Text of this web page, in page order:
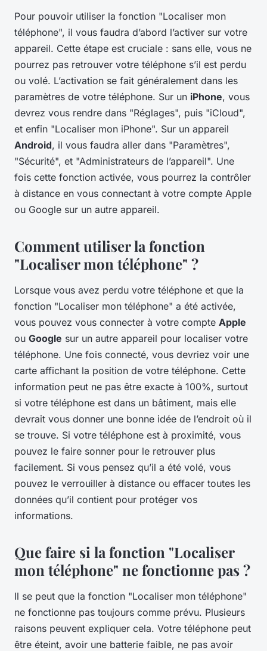
Pour pouvoir utiliser la fonction "Localiser mon
téléphone", il vous faudra d’abord l’activer sur votre
appareil. Cette étape est cruciale : sans elle, vous ne
pourrez pas retrouver votre téléphone s’il est perdu
ou volé. L’activation se fait généralement dans les
paramètres de votre téléphone. Sur un iPhone, vous
devrez vous rendre dans "Réglages", puis "iCloud",
et enfin "Localiser mon iPhone". Sur un appareil
Android, il vous faudra aller dans "Paramètres",
"Sécurité", et "Administrateurs de l’appareil". Une
fois cette fonction activée, vous pourrez la contrôler
à distance en vous connectant à votre compte Apple
ou Google sur un autre appareil.
Comment utiliser la fonction
"Localiser mon téléphone" ?
Lorsque vous avez perdu votre téléphone et que la
fonction "Localiser mon téléphone" a été activée,
vous pouvez vous connecter à votre compte Apple
ou Google sur un autre appareil pour localiser votre
téléphone. Une fois connecté, vous devriez voir une
carte affichant la position de votre téléphone. Cette
information peut ne pas être exacte à 100%, surtout
si votre téléphone est dans un bâtiment, mais elle
devrait vous donner une bonne idée de l’endroit où il
se trouve. Si votre téléphone est à proximité, vous
pouvez le faire sonner pour le retrouver plus
facilement. Si vous pensez qu’il a été volé, vous
pouvez le verrouiller à distance ou effacer toutes les
données qu’il contient pour protéger vos
informations.
Que faire si la fonction "Localiser
mon téléphone" ne fonctionne pas ?
Il se peut que la fonction "Localiser mon téléphone"
ne fonctionne pas toujours comme prévu. Plusieurs
raisons peuvent expliquer cela. Votre téléphone peut
être éteint, avoir une batterie faible, ne pas avoir